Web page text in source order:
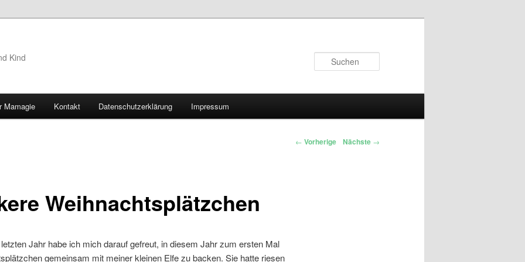
Kind
Mamagie Kontakt Datenschutzerklärung Impressum
← Vorherige Nächste →
Weihnachtsplätzchen
Jahr habe ich mich darauf gefreut, in diesem Jahr zum ersten Mal
gemeinsam mit meiner kleinen Elfe zu backen. Sie hatte riesen